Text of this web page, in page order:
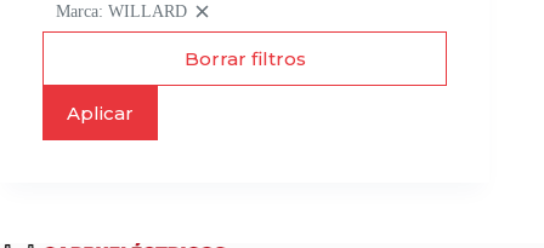
Marca: WILLARDRemove
filter:
Marca:
Borrar filtros
Aplicar